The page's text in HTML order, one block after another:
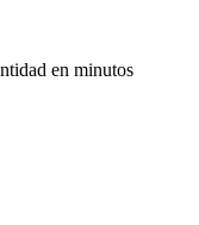
en minutos